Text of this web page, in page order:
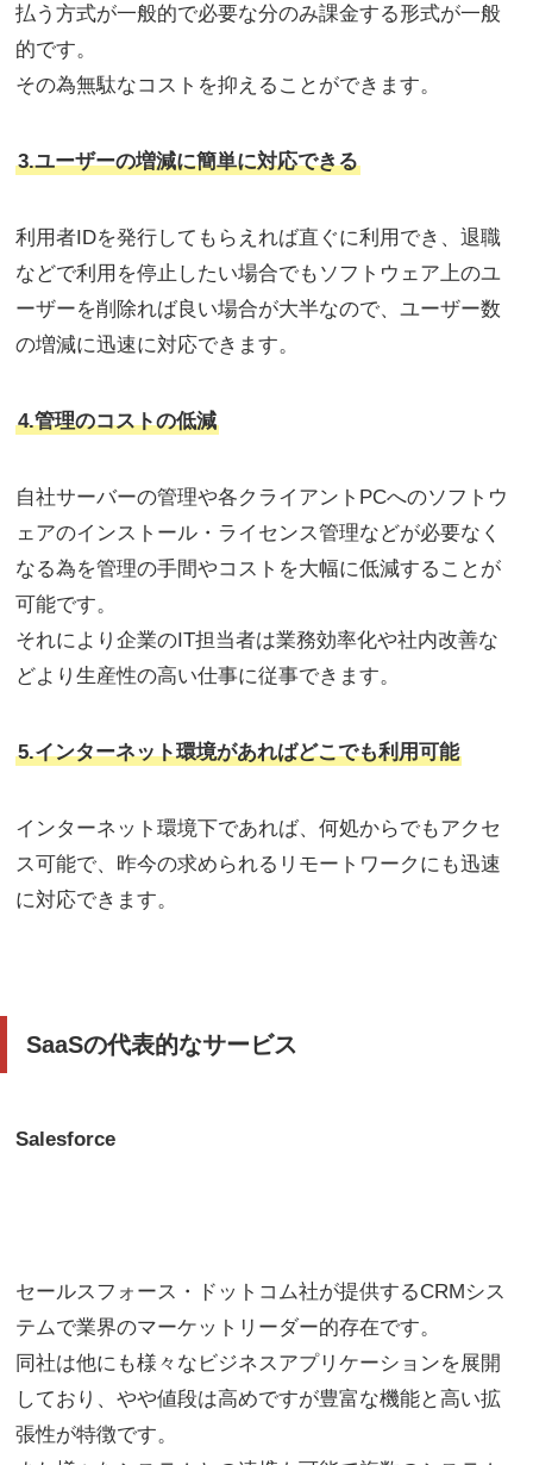
払う方式が一般的で必要な分のみ課金する形式が一般
的です。
その為無駄なコストを抑えることができます。
3.ユーザーの増減に簡単に対応できる
利用者IDを発行してもらえれば直ぐに利用でき、退職
などで利用を停止したい場合でもソフトウェア上のユ
ーザーを削除れば良い場合が大半なので、ユーザー数
の増減に迅速に対応できます。
4.管理のコストの低減
自社サーバーの管理や各クライアントPCへのソフトウ
ェアのインストール・ライセンス管理などが必要なく
なる為を管理の手間やコストを大幅に低減することが
可能です。
それにより企業のIT担当者は業務効率化や社内改善な
どより生産性の高い仕事に従事できます。
5.インターネット環境があればどこでも利用可能
インターネット環境下であれば、何処からでもアクセ
ス可能で、昨今の求められるリモートワークにも迅速
に対応できます。
SaaSの代表的なサービス
Salesforce
セールスフォース・ドットコム社が提供するCRMシス
テムで業界のマーケットリーダー的存在です。
同社は他にも様々なビジネスアプリケーションを展開
しており、やや値段は高めですが豊富な機能と高い拡
張性が特徴です。